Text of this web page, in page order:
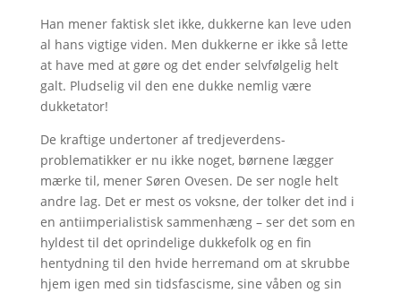
Han mener faktisk slet ikke, dukkerne kan leve uden
al hans vigtige viden. Men dukkerne er ikke så lette
at have med at gøre og det ender selvfølgelig helt
galt. Pludselig vil den ene dukke nemlig være
dukketator!
De kraftige undertoner af tredjeverdens-
problematikker er nu ikke noget, børnene lægger
mærke til, mener Søren Ovesen. De ser nogle helt
andre lag. Det er mest os voksne, der tolker det ind i
en antiimperialistisk sammenhæng – ser det som en
hyldest til det oprindelige dukkefolk og en fin
hentydning til den hvide herremand om at skrubbe
hjem igen med sin tidsfascisme, sine våben og sin